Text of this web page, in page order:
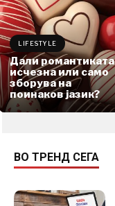
LIFESTYLE
Дали романтиката
исчезна или само
зборува на
поинаков јазик?
ВО ТРЕНД СЕГА